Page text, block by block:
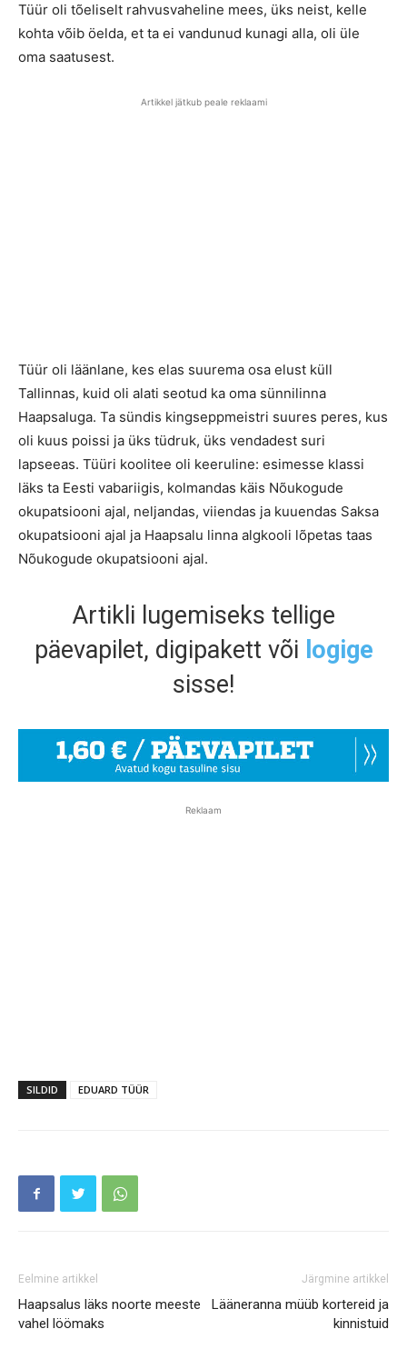
Tüür oli tõeliselt rahvusvaheline mees, üks neist, kelle
kohta võib öelda, et ta ei vandunud kunagi alla, oli üle
oma saatusest.
Artikkel jätkub peale reklaami
Tüür oli läänlane, kes elas suurema osa elust küll
Tallinnas, kuid oli alati seotud ka oma sünnilinna
Haapsaluga. Ta sündis kingseppmeistri suures peres, kus
oli kuus poissi ja üks tüdruk, üks vendadest suri
lapseeas. Tüüri koolitee oli keeruline: esimesse klassi
läks ta Eesti vabariigis, kolmandas käis Nõukogude
okupatsiooni ajal, neljandas, viiendas ja kuuendas Saksa
okupatsiooni ajal ja Haapsalu linna algkooli lõpetas taas
Nõukogude okupatsiooni ajal.
Artikli lugemiseks tellige
päevapilet, digipakett või logige
sisse!
Reklaam
SILDID EDUARD TÜÜR
Eelmine artikkel
Haapsalus läks noorte meeste
vahel löömaks
Järgmine artikkel
Lääneranna müüb kortereid ja
kinnistuid